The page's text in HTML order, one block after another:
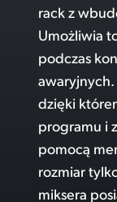
rack z
Umożliwia
podczas
awaryjnych.
dzięki
programu i
pomocą
rozmiar
miksera